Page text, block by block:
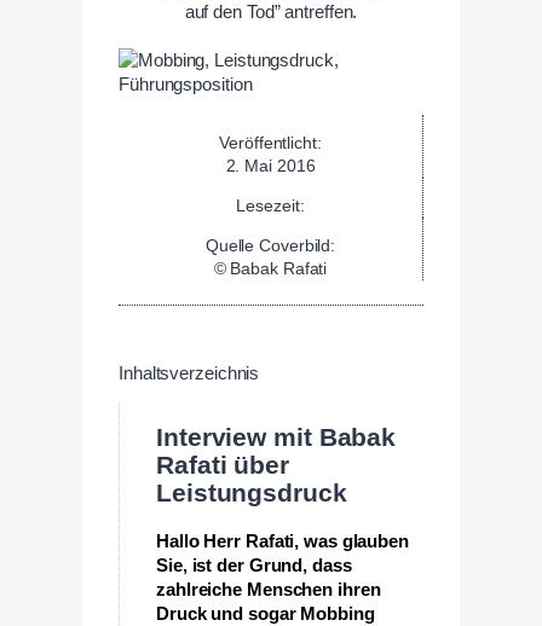
auf den Tod” antreffen.
Veröffentlicht:
2. Mai 2016
Lesezeit:
Quelle Coverbild:
© Babak Rafati
Inhaltsverzeichnis
Interview mit Babak
Rafati über
Leistungsdruck
Hallo Herr Rafati, was glauben
Sie, ist der Grund, dass
zahlreiche Menschen ihren
Druck und sogar Mobbing